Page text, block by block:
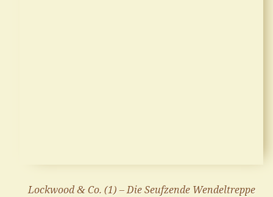
Lockwood&Co. (1) – Die Seufzende Wendeltreppe